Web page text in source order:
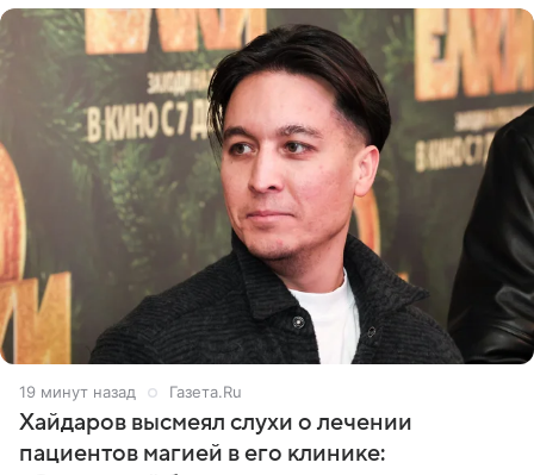
19 минут назад Газета.Ru
Хайдаров высмеял слухи о лечении
пациентов магией в его клинике: